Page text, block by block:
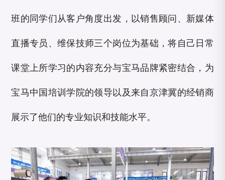
班的同学们从客户角度出发，以销售顾问、新媒体
直播专员、维保技师三个岗位为基础，将自己日常
课堂上所学习的内容充分与宝马品牌紧密结合，为
宝马中国培训学院的领导以及来自京津冀的经销商
展示了他们的专业知识和技能水平。